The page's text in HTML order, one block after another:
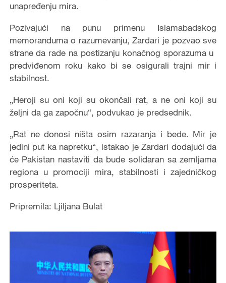
unapređenju mira.
Pozivajući na punu primenu Islamabadskog
memoranduma o razumevanju, Zardari je pozvao sve
strane da rade na postizanju konačnog sporazuma u ​​
predviđenom roku kako bi se osigurali trajni mir i
stabilnost.
„Heroji su oni koji su okončali rat, a ne oni koji su
željni da ga započnu“, podvukao je predsednik.
„Rat ne donosi ništa osim razaranja i bede. Mir je
jedini put ka napretku“, istakao je Zardari dodajući da
će Pakistan nastaviti da bude solidaran sa zemljama
regiona u promociji mira, stabilnosti i zajedničkog
prosperiteta.
Pripremila: Ljiljana Bulat